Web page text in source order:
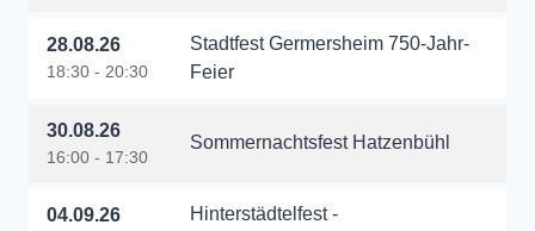
28.08.26
18:30 - 20:30
Stadtfest Germersheim 750-Jahr-
Feier
30.08.26
16:00 - 17:30
Sommernachtsfest Hatzenbühl
04.09.26 Hinterstädtelfest -